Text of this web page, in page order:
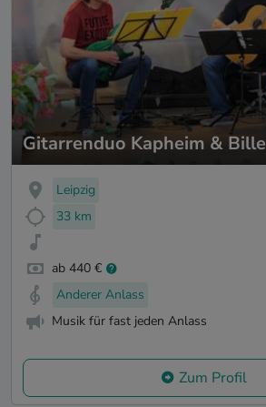
Gitarrenduo Kapheim & Bille
Leipzig
33 km
ab 440 €
Anderer Anlass
Musik für fast jeden Anlass
Zum Profil